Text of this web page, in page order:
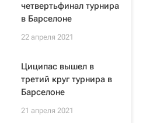
четвертьфинал турнира
в Барселоне
22 апреля 2021
Циципас вышел в
третий круг турнира в
Барселоне
21 апреля 2021